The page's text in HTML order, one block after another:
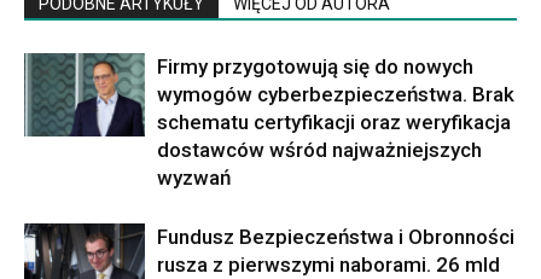
Firmy przygotowują się do nowych
wymogów cyberbezpieczeństwa. Brak
schematu certyfikacji oraz weryfikacja
dostawców wśród najważniejszych
wyzwań
Fundusz Bezpieczeństwa i Obronności
rusza z pierwszymi naborami. 26 mld